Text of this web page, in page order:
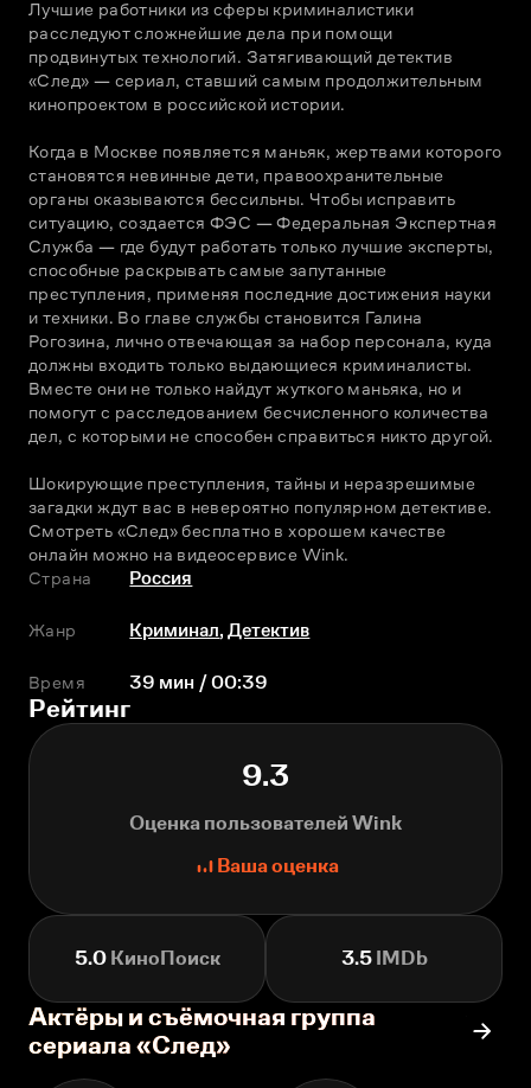
Лучшие работники из сферы криминалистики
расследуют сложнейшие дела при помощи
продвинутых технологий. Затягивающий детектив
«След» — сериал, ставший самым продолжительным
кинопроектом в российской истории.
Когда в Москве появляется маньяк, жертвами которого
становятся невинные дети, правоохранительные
органы оказываются бессильны. Чтобы исправить
ситуацию, создается ФЭС — Федеральная Экспертная
Служба — где будут работать только лучшие эксперты,
способные раскрывать самые запутанные
преступления, применяя последние достижения науки
и техники. Во главе службы становится Галина
Рогозина, лично отвечающая за набор персонала, куда
должны входить только выдающиеся криминалисты.
Вместе они не только найдут жуткого маньяка, но и
помогут с расследованием бесчисленного количества
дел, с которыми не способен справиться никто другой.
Шокирующие преступления, тайны и неразрешимые
загадки ждут вас в невероятно популярном детективе.
Смотреть «След» бесплатно в хорошем качестве
онлайн можно на видеосервисе Wink.
Страна
Россия
Жанр Криминал,Детектив
Время 39 мин / 00:39
Рейтинг
9.3
Оценка пользователей Wink
Ваша оценка
5.0КиноПоиск 3.5IMDb
Актёры и съёмочная группа
сериала «След»